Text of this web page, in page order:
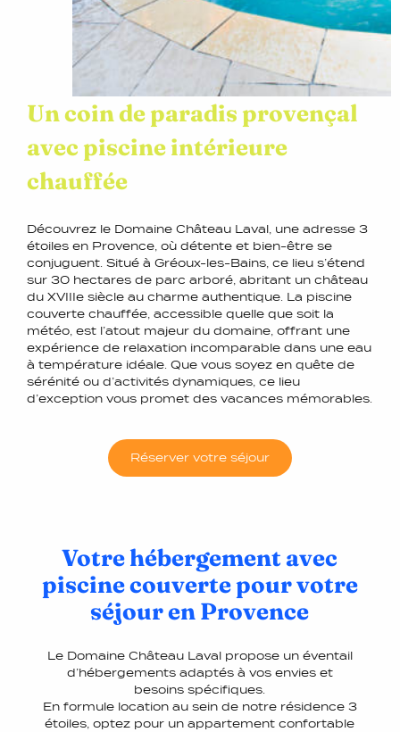
Un coin de paradis provençal
avec piscine intérieure
chauffée
Découvrez le Domaine Château Laval, une adresse 3
étoiles en Provence, où détente et bien-être se
conjuguent. Situé à Gréoux-les-Bains, ce lieu s’étend
sur 30 hectares de parc arboré, abritant un château
du XVIIIe siècle au charme authentique. La piscine
couverte chauffée, accessible quelle que soit la
météo, est l’atout majeur du domaine, offrant une
expérience de relaxation incomparable dans une eau
à température idéale. Que vous soyez en quête de
sérénité ou d’activités dynamiques, ce lieu
d’exception vous promet des vacances mémorables.
Réserver votre séjour
Votre hébergement avec
piscine couverte pour votre
séjour en Provence
Le Domaine Château Laval propose un éventail
d’hébergements adaptés à vos envies et
besoins spécifiques.
En formule location au sein de notre résidence 3
étoiles, optez pour un appartement confortable